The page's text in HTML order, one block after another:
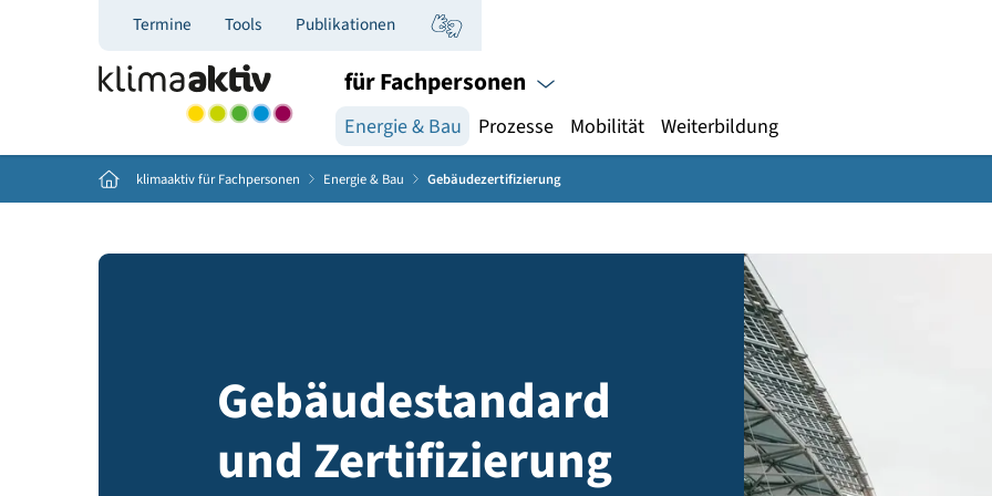
Termine Tools Publikationen
für Fachpersonen
Energie & Bau Prozesse Mobilität Weiterbildung
Home klimaaktiv für Fachpersonen Energie & Bau Gebäudezertifizierung
Gebäudestandard